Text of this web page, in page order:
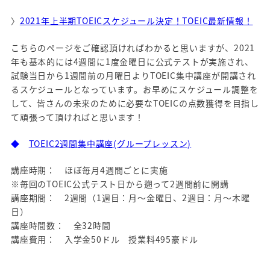
〉 2021年上半期TOEICスケジュール決定！TOEIC最新情報！
こちらのページをご確認頂ければわかると思いますが、2021
年も基本的には4週間に1度金曜日に公式テストが実施され、
試験当日から1週間前の月曜日よりTOEIC集中講座が開講され
るスケジュールとなっています。お早めにスケジュール調整を
して、皆さんの未来のために必要なTOEICの点数獲得を目指し
て頑張って頂ければと思います！
◆ TOEIC2週間集中講座(グループレッスン)
講座時期： ほぼ毎月4週間ごとに実施
※毎回のTOEIC公式テスト日から遡って2週間前に開講
講座期間： 2週間（1週目：月～金曜日、2週目：月～木曜
日）
講座時間数： 全32時間
講座費用： 入学金50ドル 授業料495豪ドル